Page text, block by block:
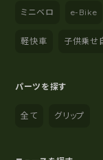
ミニベロ e-Bike
軽快車 子供乗せ
パーツを探す
全て グリップ